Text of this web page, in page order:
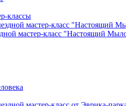
классы
мастер-класс "Настоящий